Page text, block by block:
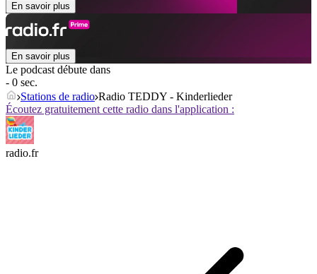
En savoir plus
En savoir plus
Le podcast débute dans
- 0 sec.
Stations de radio Radio TEDDY - Kinderlieder
Écoutez gratuitement cette radio dans l'application :
radio.fr